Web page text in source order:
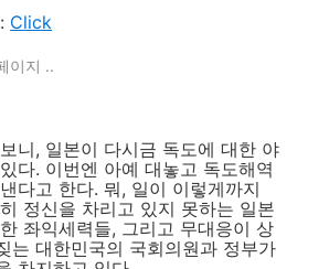
Click
이지 ..
니, 일본이 다시금 독도에 대한 야
다. 이번엔 아예 대놓고 독도해역
다고 한다. 뭐, 일이 이렇게까지
정신을 차리고 있지 못하는 일본
좌익세력들, 그리고 무대응이 상
는 대한민국의 국회의원과 정부가